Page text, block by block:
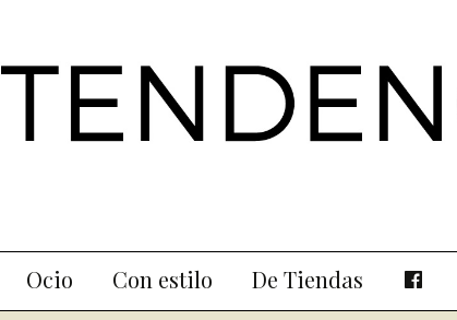
Ocio Con estilo De Tiendas